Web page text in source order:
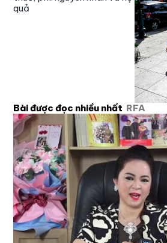
quả
Bài được đọc nhiều nhất RFA